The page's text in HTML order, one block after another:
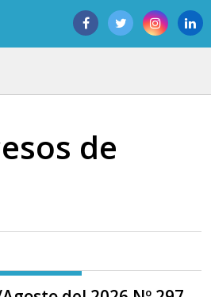
de